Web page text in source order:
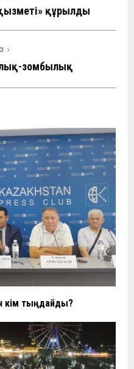
құрылды
зомбылық
кім тыңдайды?